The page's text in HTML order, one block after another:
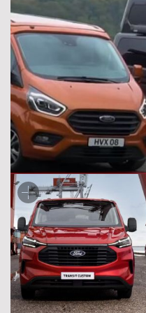
безліч інших аксесуарів,
справжнім витвором
Технічні
Custom
Ford Transit Custom — це не
передові технології та
опрацюванням, що робить
Розглянемо ключові
транспортного засобу.
Під капотом
двигун на 130 к.с.
інноваціям у галузі
Custom демонструє
задовольняючи
стандарти.
Сучасна механічна
плавного та швидкого